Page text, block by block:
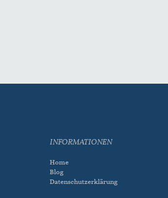
INFORMATIONEN
Home
Blog
Datenschutzerklärung